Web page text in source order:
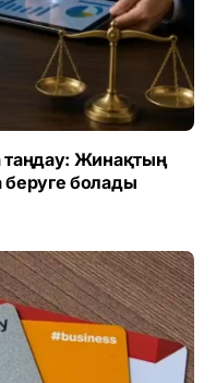
таңдау: Жинақтың
беруге болады